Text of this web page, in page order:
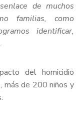
de muchos
familias, como
identificar,
del homicidio
más de 200 niños y